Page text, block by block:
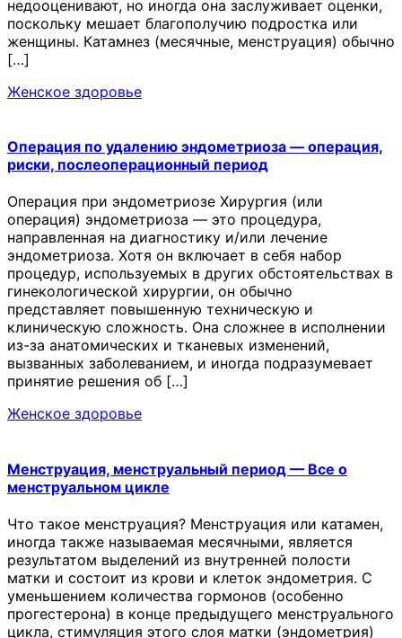
недооценивают, но иногда она заслуживает оценки,
поскольку мешает благополучию подростка или
женщины. Катамнез (месячные, менструация) обычно
[…]
Женское здоровье
Операция по удалению эндометриоза — операция,
риски, послеоперационный период
Операция при эндометриозе Хирургия (или
операция) эндометриоза — это процедура,
направленная на диагностику и/или лечение
эндометриоза. Хотя он включает в себя набор
процедур, используемых в других обстоятельствах в
гинекологической хирургии, он обычно
представляет повышенную техническую и
клиническую сложность. Она сложнее в исполнении
из-за анатомических и тканевых изменений,
вызванных заболеванием, и иногда подразумевает
принятие решения об […]
Женское здоровье
Менструация, менструальный период — Все о
менструальном цикле
Что такое менструация? Менструация или катамен,
иногда также называемая месячными, является
результатом выделений из внутренней полости
матки и состоит из крови и клеток эндометрия. С
уменьшением количества гормонов (особенно
прогестерона) в конце предыдущего менструального
цикла, стимуляция этого слоя матки (эндометрия)